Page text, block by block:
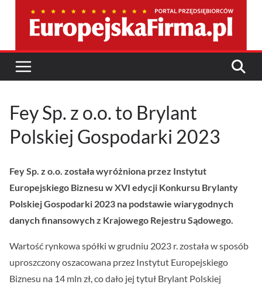
Fey Sp. z o.o. to Brylant
Polskiej Gospodarki 2023
Fey Sp. z o.o. została wyróżniona przez Instytut
Europejskiego Biznesu w XVI edycji Konkursu Brylanty
Polskiej Gospodarki 2023 na podstawie wiarygodnych
danych finansowych z Krajowego Rejestru Sądowego.
Wartość rynkowa spółki w grudniu 2023 r. została w sposób
uproszczony oszacowana przez Instytut Europejskiego
Biznesu na 14 mln zł, co dało jej tytuł Brylant Polskiej